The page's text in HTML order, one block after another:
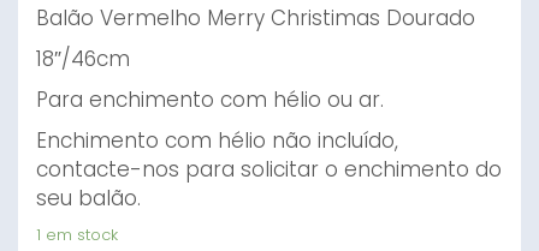
Balão Vermelho Merry Christimas Dourado
18″/46cm
Para enchimento com hélio ou ar.
Enchimento com hélio não incluído,
contacte-nos para solicitar o enchimento do
seu balão.
1 em stock